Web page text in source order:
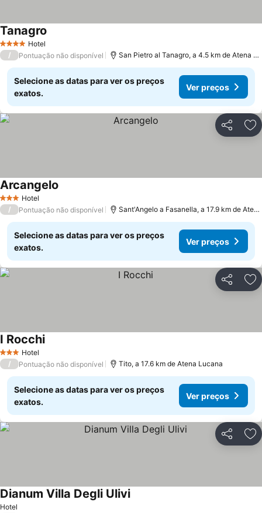
4 EstrelasHotel
Tanagro
/ Pontuação não disponível San Pietro al Tanagro, a 4.5 km de Atena Lucana
Selecione as datas para ver os preços
exatos.
Ver preços
Partilhar
3 EstrelasHotel
Arcangelo
/ Pontuação não disponível Sant'Angelo a Fasanella, a 17.9 km de Atena Lucana
Selecione as datas para ver os preços
exatos.
Ver preços
Partilhar
3 EstrelasHotel
I Rocchi
/ Pontuação não disponível Tito, a 17.6 km de Atena Lucana
Selecione as datas para ver os preços
exatos.
Ver preços
Partilhar
Hotel
Dianum Villa Degli Ulivi